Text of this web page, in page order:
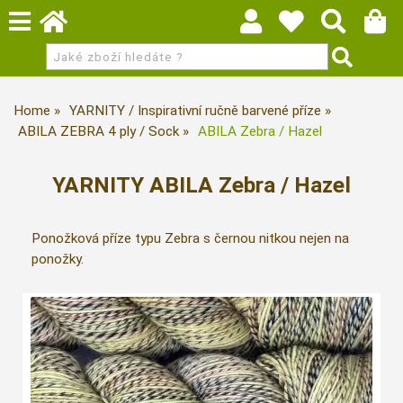
Home
YARNITY / Inspirativní ručně barvené příze
ABILA ZEBRA 4 ply / Sock
ABILA Zebra / Hazel
YARNITY ABILA Zebra / Hazel
Ponožková příze typu Zebra s černou nitkou nejen na
ponožky.